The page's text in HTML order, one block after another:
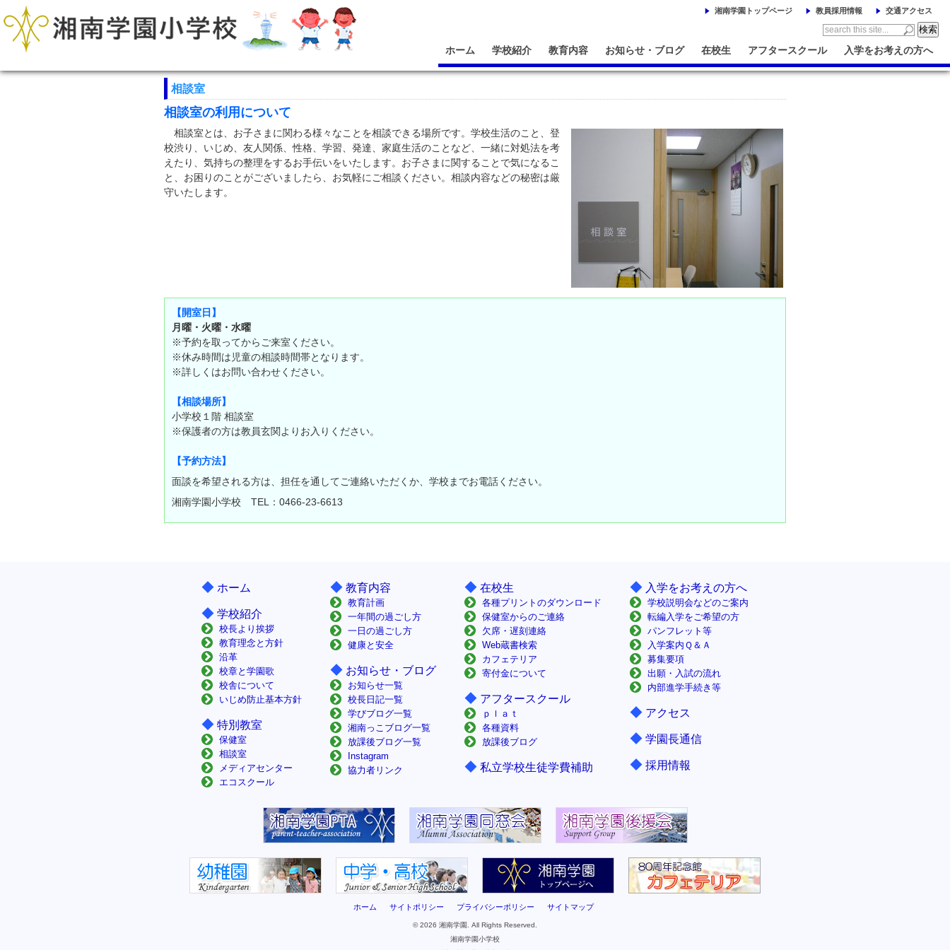
湘南学園トップページ 教員採用情報 交通アクセス
ホーム 学校紹介 教育内容 お知らせ・ブログ 在校生 アフタースクール 入学をお考えの方へ
相談室
相談室の利用について
相談室とは、お子さまに関わる様々なことを相談できる場所です。学校生活のこと、登
校渋り、いじめ、友人関係、性格、学習、発達、家庭生活のことなど、一緒に対処法を考
えたり、気持ちの整理をするお手伝いをいたします。お子さまに関することで気になるこ
と、お困りのことがございましたら、お気軽にご相談ください。相談内容などの秘密は厳
守いたします。
【開室日】
月曜・火曜・水曜
※予約を取ってからご来室ください。
※休み時間は児童の相談時間帯となります。
※詳しくはお問い合わせください。
【相談場所】
小学校１階 相談室
※保護者の方は教員玄関よりお入りください。
【予約方法】
面談を希望される方は、担任を通してご連絡いただくか、学校までお電話ください。
湘南学園小学校 TEL：0466-23-6613
◆ ホーム
◆ 学校紹介
校長より挨拶
教育理念と方針
沿革
校章と学園歌
校舎について
いじめ防止基本方針
◆ 特別教室
保健室
相談室
メディアセンター
エコスクール
◆ 教育内容
教育計画
一年間の過ごし方
一日の過ごし方
健康と安全
◆ お知らせ・ブログ
お知らせ一覧
校長日記一覧
学びブログ一覧
湘南っこブログ一覧
放課後ブログ一覧
Instagram
協力者リンク
◆ 在校生
各種プリントのダウンロード
保健室からのご連絡
欠席・遅刻連絡
Web蔵書検索
カフェテリア
寄付金について
◆ アフタースクール
ｐｌａｔ
各種資料
放課後ブログ
◆ 私立学校生徒学費補助
◆ 入学をお考えの方へ
学校説明会などのご案内
転編入学をご希望の方
パンフレット等
入学案内Ｑ＆Ａ
募集要項
出願・入試の流れ
内部進学手続き等
◆ アクセス
◆ 学園長通信
◆ 採用情報
ホーム サイトポリシー プライバシーポリシー サイトマップ
© 2026 湘南学園. All Rights Reserved.
湘南学園小学校